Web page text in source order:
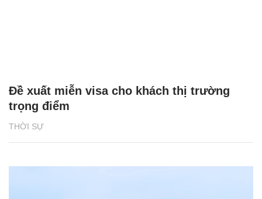
THỜI SỰ
Đề xuất miễn visa cho khách thị trường
trọng điểm